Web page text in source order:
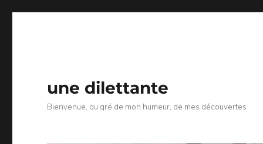
une dilettante
Bienvenue, au gré de mon humeur, de mes découvertes